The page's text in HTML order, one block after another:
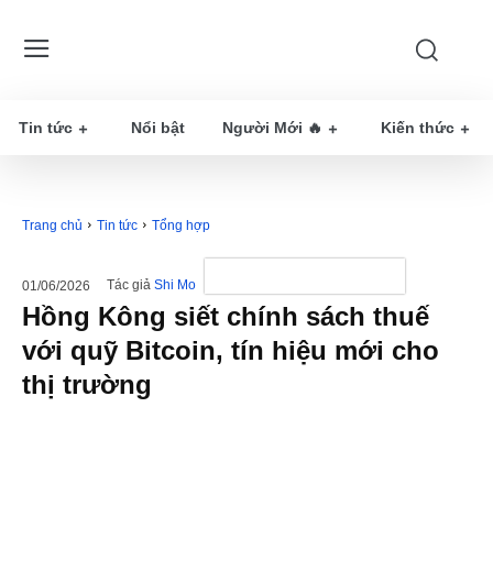
Tin tức Nổi bật Người Mới 🔥 Kiến thức
Trang chủ Tin tức Tổng hợp
01/06/2026 Tác giả Shi Mo
Hồng Kông siết chính sách thuế
với quỹ Bitcoin, tín hiệu mới cho
thị trường